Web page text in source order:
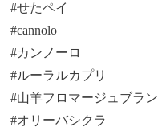
#せたペイ
#cannolo
#カンノーロ
#ルーラルカプリ
#山羊フロマージュブラン
#オリーバシクラ